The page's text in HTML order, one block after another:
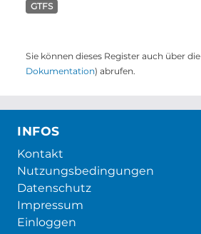
GTFS
Sie können dieses Register auch über die
Dokumentation) abrufen.
INFOS
Kontakt
Nutzungsbedingungen
Datenschutz
Impressum
Einloggen